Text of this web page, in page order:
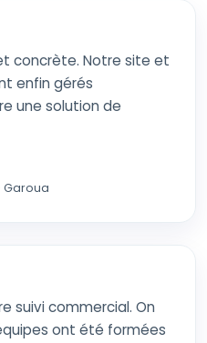
concrète. Notre site et
enfin gérés
une solution de
Garoua
suivi commercial. On
ont été formées